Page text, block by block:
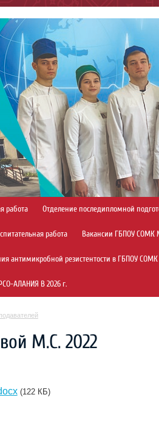
работа Отделение последипломной
работа Вакансии ГБПОУ СОМК
антимикробной резистентости в ГБПОУ
АЛАНИЯ В 2026 г.
М.С. 2022
(122 КБ)